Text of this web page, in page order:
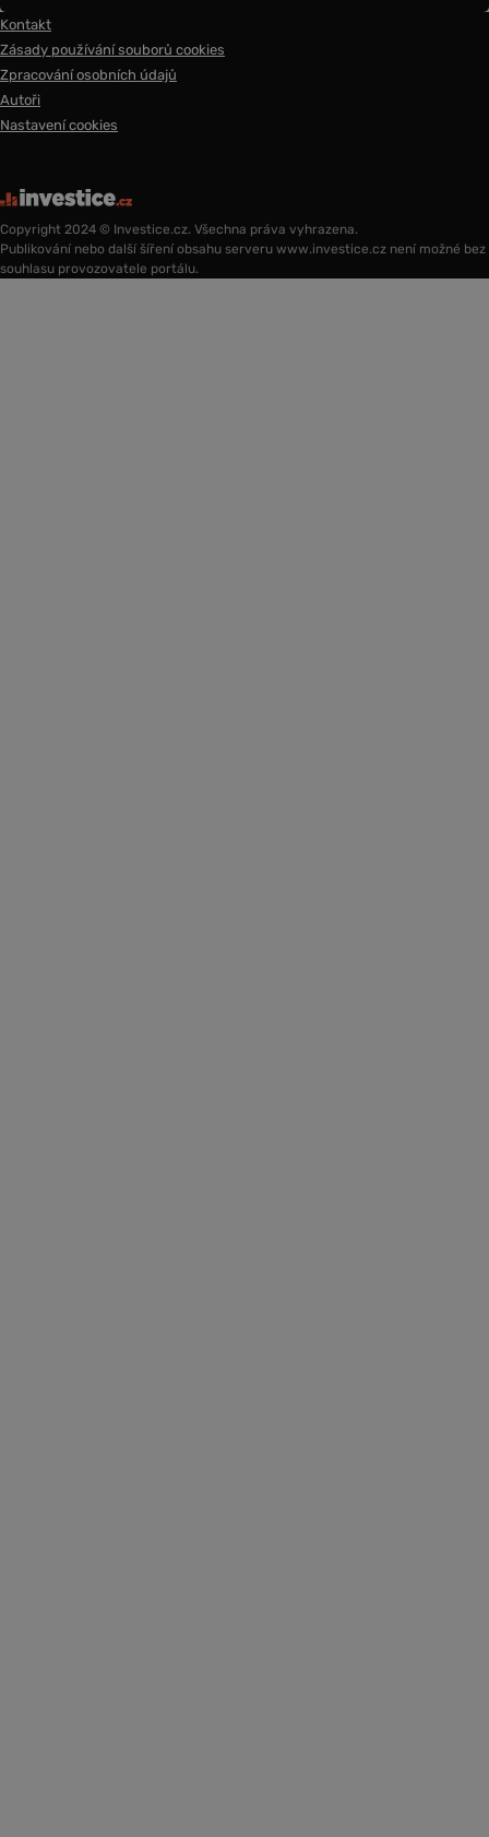
Kontakt
Zásady používání souborů cookies
Zpracování osobních údajů
Autoři
Nastavení cookies
Copyright 2024 © Investice.cz. Všechna práva vyhrazena.
Publikování nebo další šíření obsahu serveru www.investice.cz není možné bez
souhlasu provozovatele portálu.